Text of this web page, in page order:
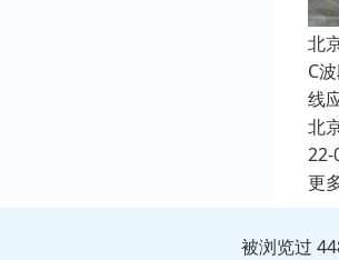
北
C
线
北
22-
更
被浏览过